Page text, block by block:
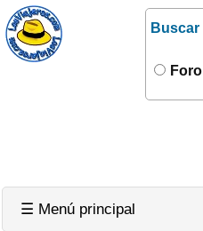
Buscar
Foro
☰ Menú principal